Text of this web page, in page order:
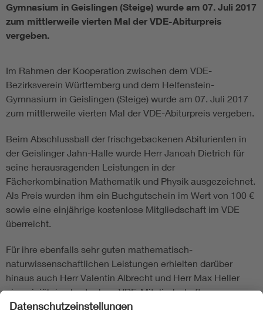
Energy efficiency
Functional safety
Gymnasium in Geislingen (Steige) wurde am 07. Juli 2017
zum mittlerweile vierten Mal der VDE-Abiturpreis
vergeben.
Im Rahmen der Kooperation zwischen dem VDE-
Bezirksverein Württemberg und dem Helfenstein-
Gymnasium in Geislingen (Steige) wurde am 07. Juli 2017
zum mittlerweile vierten Mal der VDE-Abiturpreis vergeben.
Beim Abschlussball der frischgebackenen Abiturienten in
der Geislinger Jahn-Halle wurde Herr Janoah Dietrich für
seine herausragenden Leistungen in der
Fächerkombination Mathematik und Physik ausgezeichnet.
Als Preis wurden ihm ein Buchgutschein im Wert von 100 €
sowie eine einjährige kostenlose Mitgliedschaft im VDE
überreicht.
Für ihre ebenfalls sehr guten mathematisch-
naturwissenschaftlichen Leistungen erhielten darüber
hinaus auch Herr Valentin Albrecht und Herr Max Heller
eine einjährige kostenlose VDE-Mitgliedschaft.